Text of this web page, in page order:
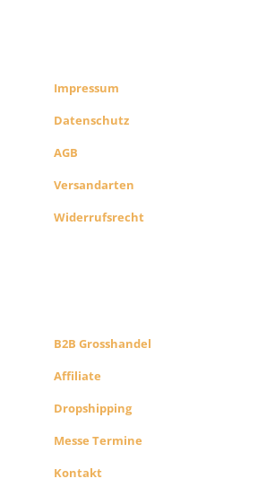
Impressum
Datenschutz
AGB
Versandarten
Widerrufsrecht
B2B Grosshandel
Affiliate
Dropshipping
Messe Termine
Kontakt